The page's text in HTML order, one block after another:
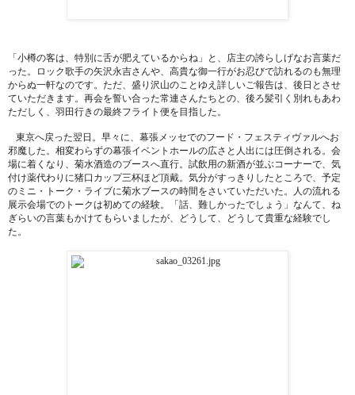
「小樽の客は、特別に舌が肥えているからね」と、店主の誇らしげなお言葉だ
った。ロック歌手の矢沢永吉さんや、高貴な御一行がお忍びで訪れるのも無理
からぬ一軒なのです。ただ、盛り沢山のことゆえ詳しいご報告は、後日とさせ
ていただきます。再会を誓い合った常連さんたちとの、後ろ髪引く別れもあわ
ただしく、羽田行きの最終フライト便を目指した。
東京へ戻った翌日。早々に、幕張メッセでのフード・フェスティヴァルへお
邪魔した。相変わらずの幕張イベントホールの広さと人出には圧倒される。会
場に着くなり、菊水酒造のブースへ直行。試飲用の新酒が並ぶコーナーで、気
付け薬代わりに猪口カップ三杯ほど頂戴。気分がすっきりしたところで、予定
のミニ・トーク・ライブに菊水ブースの時間をさいていただいた。人の流れる
展示会場でのトークは初めての経験。「話、難しかったでしょう」なんて、ね
ぎらいの言葉もかけてもらいましたが、どうして、どうして貴重な経験でし
た。